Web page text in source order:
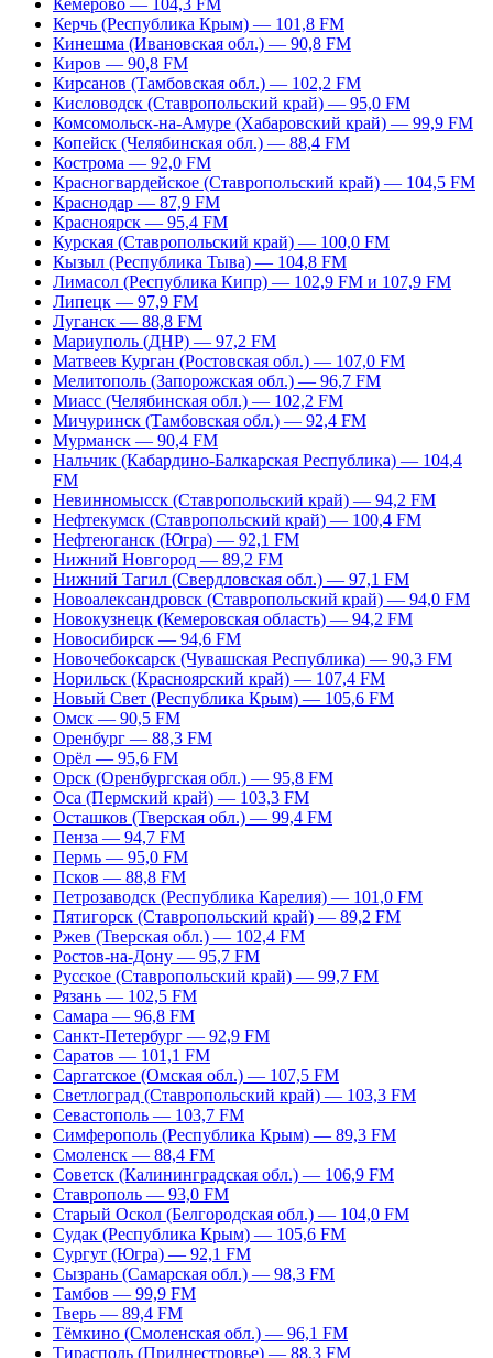
Кемерово — 104,3 FM
Керчь (Республика Крым) — 101,8 FM
Кинешма (Ивановская обл.) — 90,8 FM
Киров — 90,8 FM
Кирсанов (Тамбовская обл.) — 102,2 FM
Кисловодск (Ставропольский край) — 95,0 FM
Комсомольск-на-Амуре (Хабаровский край) — 99,9 FM
Копейск (Челябинская обл.) — 88,4 FM
Кострома — 92,0 FM
Красногвардейское (Ставропольский край) — 104,5 FM
Краснодар — 87,9 FM
Красноярск — 95,4 FM
Курская (Ставропольский край) — 100,0 FM
Кызыл (Республика Тыва) — 104,8 FM
Лимасол (Республика Кипр) — 102,9 FM и 107,9 FM
Липецк — 97,9 FM
Луганск — 88,8 FM
Мариуполь (ДНР) — 97,2 FM
Матвеев Курган (Ростовская обл.) — 107,0 FM
Мелитополь (Запорожская обл.) — 96,7 FM
Миасс (Челябинская обл.) — 102,2 FM
Мичуринск (Тамбовская обл.) — 92,4 FM
Мурманск — 90,4 FM
Нальчик (Кабардино-Балкарская Республика) — 104,4
FM
Невинномысск (Ставропольский край) — 94,2 FM
Нефтекумск (Ставропольский край) — 100,4 FM
Нефтеюганск (Югра) — 92,1 FM
Нижний Новгород — 89,2 FM
Нижний Тагил (Свердловская обл.) — 97,1 FM
Новоалександровск (Ставропольский край) — 94,0 FM
Новокузнецк (Кемеровская область) — 94,2 FM
Новосибирск — 94,6 FM
Новочебоксарск (Чувашская Республика) — 90,3 FM
Норильск (Красноярский край) — 107,4 FM
Новый Свет (Республика Крым) — 105,6 FM
Омск — 90,5 FM
Оренбург — 88,3 FM
Орёл — 95,6 FM
Орск (Оренбургская обл.) — 95,8 FM
Оса (Пермский край) — 103,3 FM
Осташков (Тверская обл.) — 99,4 FM
Пенза — 94,7 FM
Пермь — 95,0 FM
Псков — 88,8 FM
Петрозаводск (Республика Карелия) — 101,0 FM
Пятигорск (Ставропольский край) — 89,2 FM
Ржев (Тверская обл.) — 102,4 FM
Ростов-на-Дону — 95,7 FM
Русское (Ставропольский край) — 99,7 FM
Рязань — 102,5 FM
Самара — 96,8 FM
Санкт-Петербург — 92,9 FM
Саратов — 101,1 FM
Саргатское (Омская обл.) — 107,5 FM
Светлоград (Ставропольский край) — 103,3 FM
Севастополь — 103,7 FM
Симферополь (Республика Крым) — 89,3 FM
Смоленск — 88,4 FM
Советск (Калининградская обл.) — 106,9 FM
Ставрополь — 93,0 FM
Старый Оскол (Белгородская обл.) — 104,0 FM
Судак (Республика Крым) — 105,6 FM
Сургут (Югра) — 92,1 FM
Сызрань (Самарская обл.) — 98,3 FM
Тамбов — 99,9 FM
Тверь — 89,4 FM
Тёмкино (Смоленская обл.) — 96,1 FM
Тирасполь (Приднестровье) — 88,3 FM